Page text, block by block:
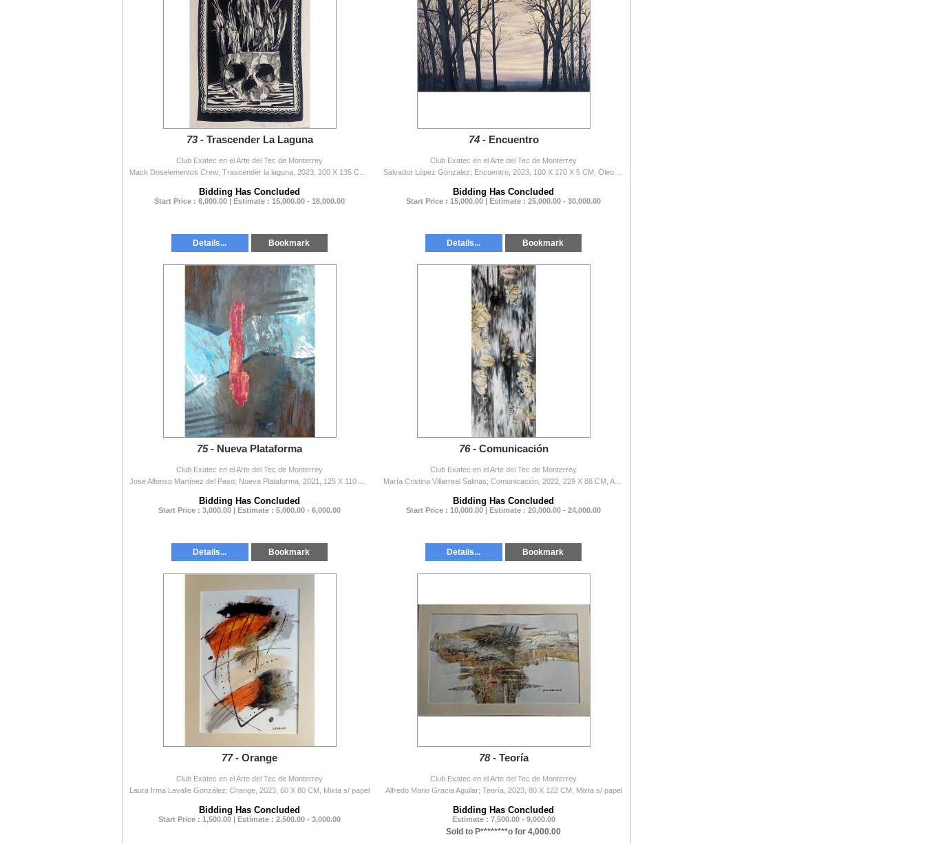
73 - Trascender La Laguna
Club Exatec en el Arte del Tec de Monterrey
Bidding Has Concluded
Start Price : 6,000.00 | Estimate : 15,000.00 - 18,000.00
Details... Bookmark
74 - Encuentro
Club Exatec en el Arte del Tec de Monterrey
Bidding Has Concluded
Start Price : 15,000.00 | Estimate : 25,000.00 - 30,000.00
Details... Bookmark
75 - Nueva Plataforma
Club Exatec en el Arte del Tec de Monterrey
Bidding Has Concluded
Start Price : 3,000.00 | Estimate : 5,000.00 - 6,000.00
Details... Bookmark
76 - Comunicación
Club Exatec en el Arte del Tec de Monterrey
Bidding Has Concluded
Start Price : 10,000.00 | Estimate : 20,000.00 - 24,000.00
Details... Bookmark
77 - Orange
Club Exatec en el Arte del Tec de Monterrey
Laura Irma Lavalle González; Orange, 2023, 60 X 80 CM, Mixta s/ papel
Bidding Has Concluded
Start Price : 1,500.00 | Estimate : 2,500.00 - 3,000.00
78 - Teoría
Club Exatec en el Arte del Tec de Monterrey
Alfredo Mario Gracia Aguilar; Teoría, 2023, 80 X 122 CM, Mixta s/ papel
Bidding Has Concluded
Estimate : 7,500.00 - 9,000.00
Sold to P********o for 4,000.00